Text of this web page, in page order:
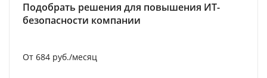
Подобрать решения для повышения ИТ-
безопасности компании
От 684 руб./месяц